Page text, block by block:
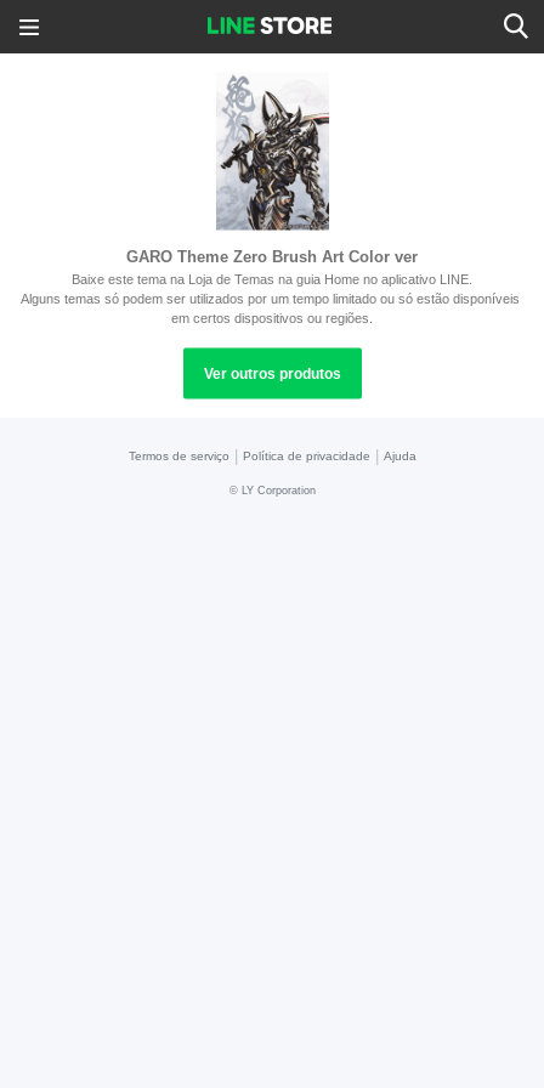
GARO Theme Zero Brush Art Color ver
Baixe este tema na Loja de Temas na guia Home no aplicativo LINE.
Alguns temas só podem ser utilizados por um tempo limitado ou só estão disponíveis
em certos dispositivos ou regiões.
Ver outros produtos
Termos de serviço Política de privacidade Ajuda
© LY Corporation